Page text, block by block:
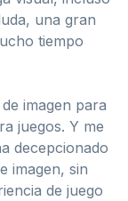
una gran
tiempo
imagen para
juegos. Y me
decepcionado
imagen, sin
de juego